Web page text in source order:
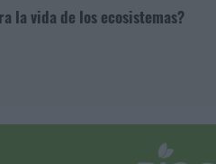
la vida de los ecosistemas?